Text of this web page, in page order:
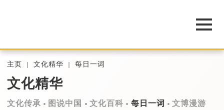
主页 文化精华 每日一词
文化精华
文化传承 图说中国 文化百科 每日一词 文博漫游